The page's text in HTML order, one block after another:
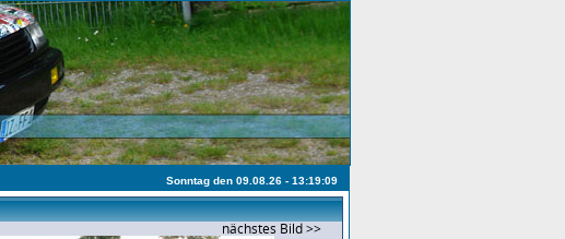
Sonntag den 09.08.26 - 13:19:09
nächstes Bild >>